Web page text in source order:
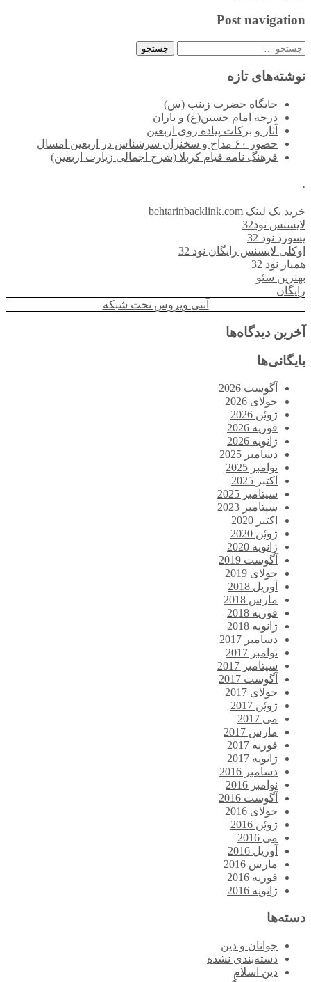
Post navigation
جستجو
نوشته‌های تازه
جایگاه حضرت زینب (س)
درجه امام حسین(ع) و یاران
آثار و برکات پیاده روی اربعین
حضور ۶۰ مداح و سخنران سرشناس در اربعین امسال
فرهنگ نامه قیام کربلا (شرح اجمالی زیارت اربعین)
.
خرید بک لینک behtarinbacklink.com
لایسنس نود32
پسورد نود 32
اوکلی لایسنس رایگان نود 32
همیار نود 32
بهترین سئو
رایگان
آنتی ویروس تحت شبکه
آخرین دیدگاه‌ها
بایگانی‌ها
آگوست 2026
جولای 2026
ژوئن 2026
فوریه 2026
ژانویه 2026
دسامبر 2025
نوامبر 2025
اکتبر 2025
سپتامبر 2025
سپتامبر 2023
اکتبر 2020
ژوئن 2020
ژانویه 2020
آگوست 2019
جولای 2019
آوریل 2018
مارس 2018
فوریه 2018
ژانویه 2018
دسامبر 2017
نوامبر 2017
سپتامبر 2017
آگوست 2017
جولای 2017
ژوئن 2017
می 2017
مارس 2017
فوریه 2017
ژانویه 2017
دسامبر 2016
نوامبر 2016
آگوست 2016
جولای 2016
ژوئن 2016
می 2016
آوریل 2016
مارس 2016
فوریه 2016
ژانویه 2016
دسته‌ها
جوانان و دین
دسته‌بندی نشده
دین اسلام